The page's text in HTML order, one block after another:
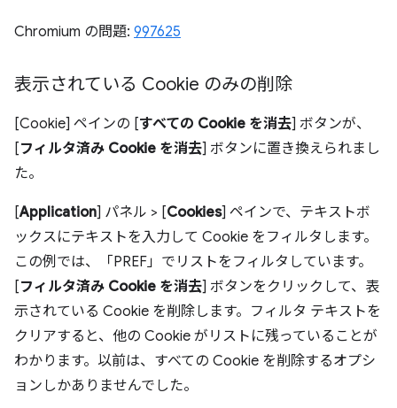
Chromium の問題: 997625
表示されている Cookie のみの削除
[Cookie] ペインの [すべての Cookie を消去] ボタンが、
[フィルタ済み Cookie を消去] ボタンに置き換えられまし
た。
[Application] パネル > [Cookies] ペインで、テキストボ
ックスにテキストを入力して Cookie をフィルタします。
この例では、「PREF」でリストをフィルタしています。
[フィルタ済み Cookie を消去] ボタンをクリックして、表
示されている Cookie を削除します。フィルタ テキストを
クリアすると、他の Cookie がリストに残っていることが
わかります。以前は、すべての Cookie を削除するオプシ
ョンしかありませんでした。